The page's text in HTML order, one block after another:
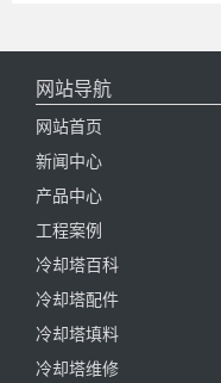
网站导航
网站首页
新闻中心
产品中心
工程案例
冷却塔百科
冷却塔配件
冷却塔填料
冷却塔维修